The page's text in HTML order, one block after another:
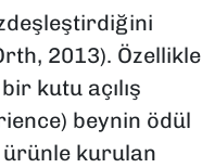
2013). Özellikle
kutu açılış
beynin ödül
ürünle kurulan